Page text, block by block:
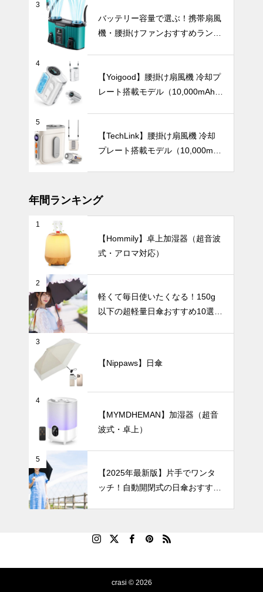
くすみカラー
でさりげなく
紫外線対策。
品なニュアン
スカラーの日
傘おすすめ6
急な雨にも慌
てない！晴れ
の日も雨の日
も安心の『晴
｜軽量タイプ
から丈夫な大
判タイプま
で、通勤やお
出かけにぴっ
たりの一本を
UV・雨対策
バッグにすっ
きり収まる！
持ち運びに便
利な折りたた
み日傘おすす
め6選。軽
量・自動開
閉・おしゃれ
デザインもご
インテリア小物
お部屋に優し
いぬくもり
を。北欧風
「ホワイト×
花瓶の魅力。
UV・雨対策
バッグにすっ
きり収納！持
ち運びに便利
な折りたたみ
日傘おすすめ
6選｜軽量・
3
バッテリー容量で選ぶ！携帯扇風
機・腰掛けファンおすすめランキ
4
【Yoigood】腰掛け扇風機 冷却プ
レート搭載モデル（10,000mAh・
5
【TechLink】腰掛け扇風機 冷却
プレート搭載モデル（10,000mA
年間ランキング
1
【Hommily】卓上加湿器（超音波
式・アロマ対応）
2
軽くて毎日使いたくなる！150g
以下の超軽量日傘おすすめ10選
3
【Nippaws】日傘
4
【MYMDHEMAN】加湿器（超音
波式・卓上）
5
【2025年最新版】片手でワンタ
ッチ！自動開閉式の日傘おすすめ
crasi © 2026